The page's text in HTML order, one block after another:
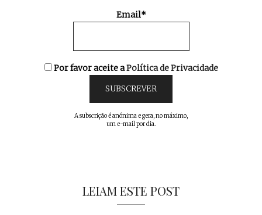
Email*
Por favor aceite aPolítica de Privacidade
A subscrição é anónima e gera, no máximo,
um e-mail por dia.
LEIAM ESTE POST